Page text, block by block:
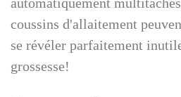
automatiquement
coussins d'allaitement
se révéler parfaitement
grossesse!